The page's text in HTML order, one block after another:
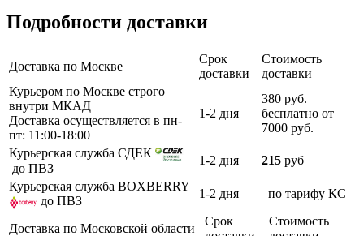
Подробности доставки
Доставка по Москве
Срок
доставки
Стоимость
доставки
Курьером по Москве строго
внутри МКАД
Доставка осуществляется в пн-
пт: 11:00-18:00
1-2 дня
380 руб.
бесплатно от
7000 руб.
Курьерская служба СДЕК
до ПВЗ
1-2 дня 215 руб
Курьерская служба BOXBERRY
до ПВЗ
1-2 дня по тарифу КС
Доставка по Московской области
Срок
Стоимость